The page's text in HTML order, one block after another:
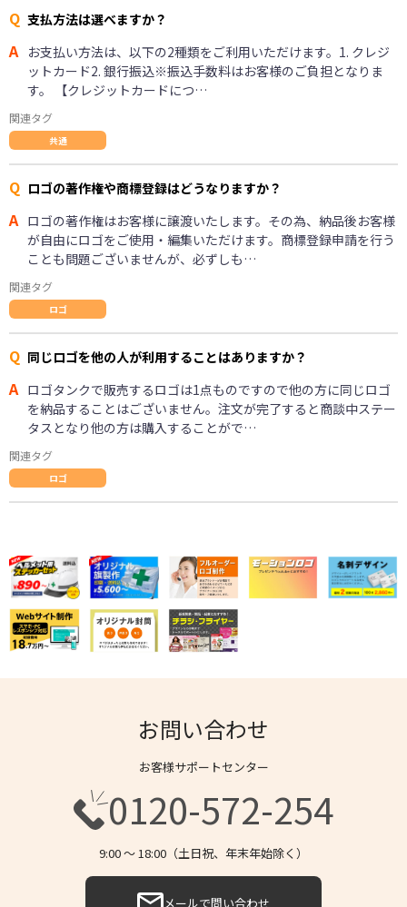
Q 支払方法は選べますか？
A お支払い方法は、以下の2種類をご利用いただけます。1. クレジ
ットカード2. 銀行振込※振込手数料はお客様のご負担となりま
す。 【クレジットカードにつ…
関連タグ
共通
Q ロゴの著作権や商標登録はどうなりますか？
A ロゴの著作権はお客様に譲渡いたします。その為、納品後お客様
が自由にロゴをご使用・編集いただけます。商標登録申請を行う
ことも問題ございませんが、必ずしも…
関連タグ
ロゴ
Q 同じロゴを他の人が利用することはありますか？
A ロゴタンクで販売するロゴは1点ものですので他の方に同じロゴ
を納品することはございません。注文が完了すると商談中ステー
タスとなり他の方は購入することがで…
関連タグ
ロゴ
お問い合わせ
お客様サポートセンター
0120-572-254
9:00 〜 18:00（土日祝、年末年始除く）
メールで問い合わせ